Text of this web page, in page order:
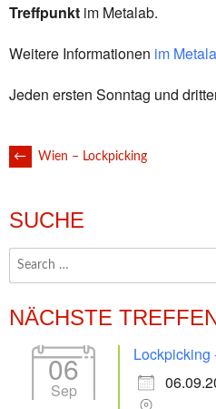
Treffpunkt im Metalab.
Weitere Informationen im
Jeden ersten Sonntag und
POST
NAVIGATION
← Wien – Lockpicking
SUCHE
NÄCHSTE
06
Sep
Lockpicking